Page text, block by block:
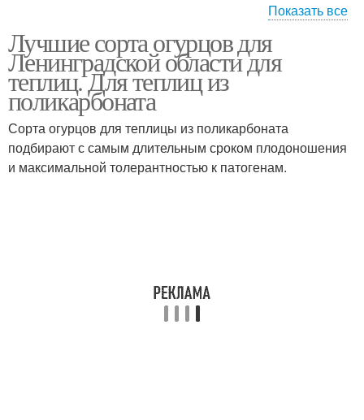
Области для парника
Показать все
Лучшие сорта огурцов для
Ленинградской области для
теплиц. Для теплиц из
поликарбоната
Сорта огурцов для теплицы из поликарбоната
подбирают с самым длительным сроком плодоношения
и максимальной толерантностью к патогенам.